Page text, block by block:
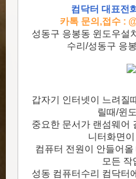
컴닥터 대표전
카톡 문의,접수 :
성동구 응봉동 윈도우설
수리/성동구 응
갑자기 인터넷이 느려질
릴때/윈
중요한 문서가 랜섬웨어
니터화면
컴퓨터 전원이 안들어
모든 작
성동 컴퓨터수리 컴닥터